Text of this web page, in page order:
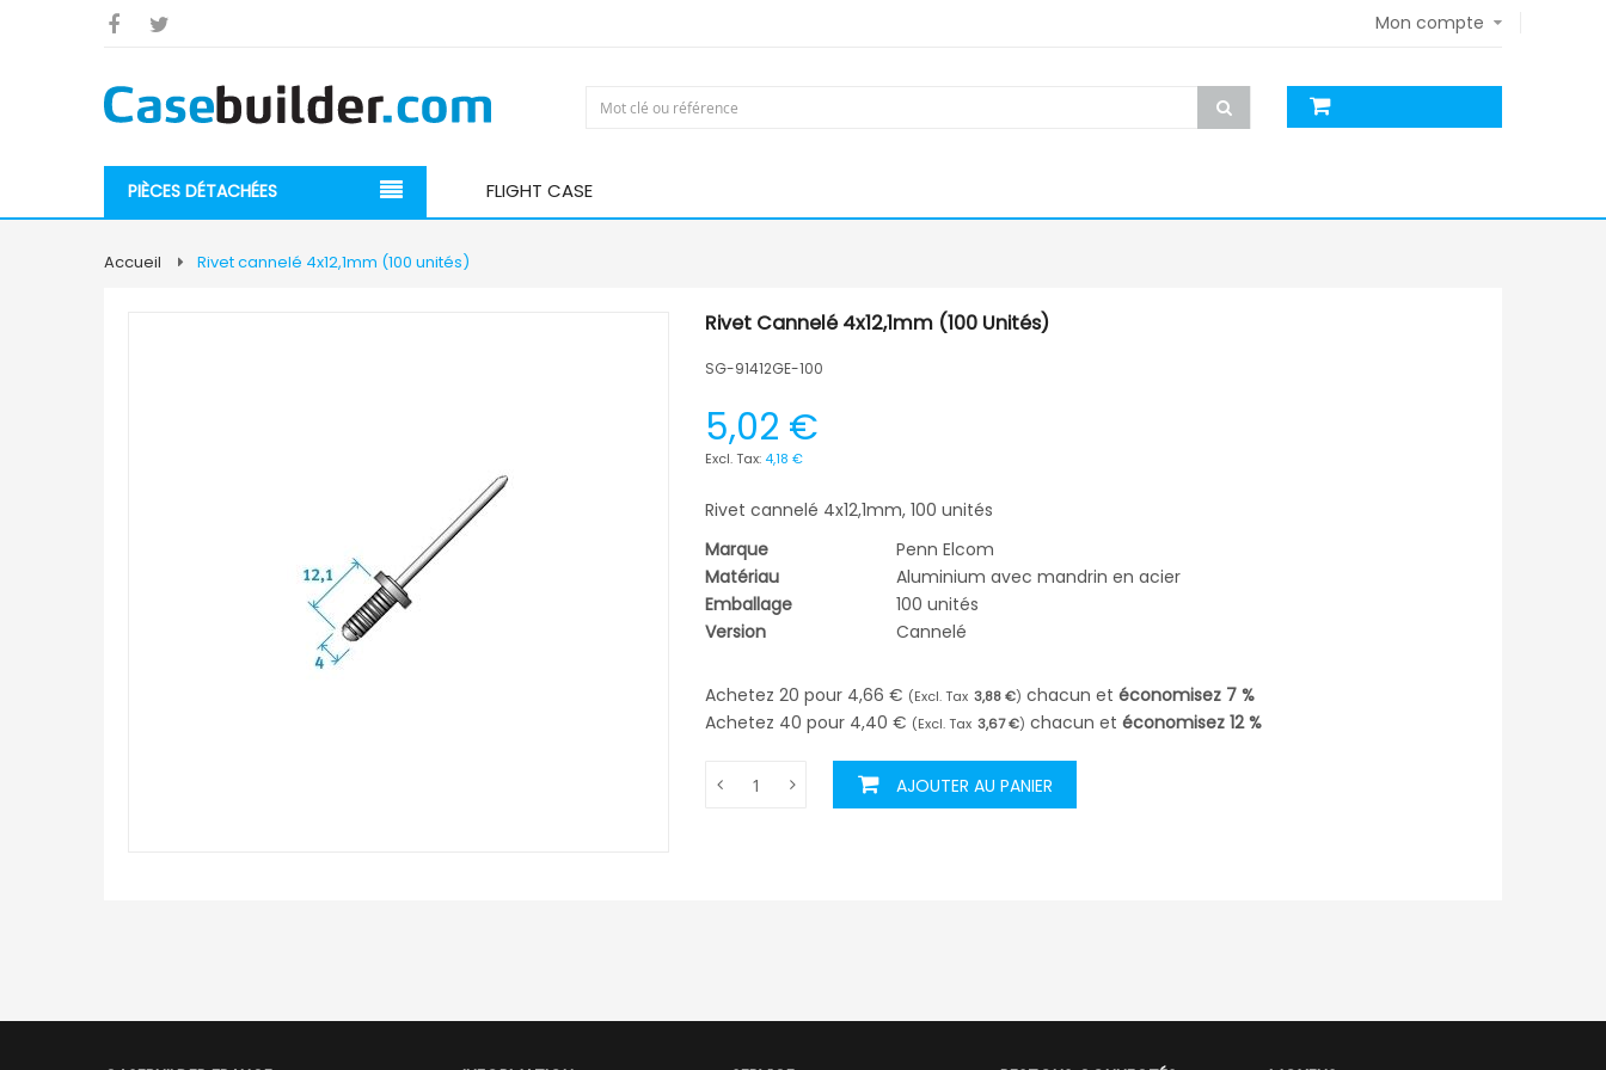
Mon compte
PIÈCES DÉTACHÉES FLIGHT CASE
Accueil Rivet cannelé 4x12,1mm (100 unités)
Rivet Cannelé 4x12,1mm (100 Unités)
SG-91412GE-100
5,02 €
4,18 €
Rivet cannelé 4x12,1mm, 100 unités
Marque
Penn Elcom
Matériau
Aluminium avec mandrin en acier
Emballage
100 unités
Version
Cannelé
Achetez 20 pour 4,66 € 3,88 € chacun etéconomisez 7 %
Achetez 40 pour 4,40 € 3,67 € chacun etéconomisez12%
AJOUTER AU PANIER